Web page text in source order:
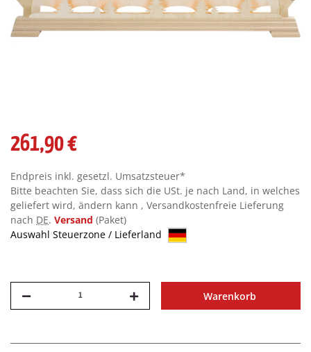
261,90 €
Endpreis inkl. gesetzl. Umsatzsteuer*
Bitte beachten Sie, dass sich die USt. je nach Land, in welches
geliefert wird, ändern kann , Versandkostenfreie Lieferung
nach DE. Versand (Paket)
Auswahl Steuerzone / Lieferland
Warenkorb